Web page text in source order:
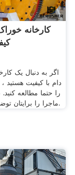
کارخانه
اگر به دنبال یک
دام با کیفیت هستید
را حتما مطالعه
ماجرا را برایتان توضیح داده ایم.